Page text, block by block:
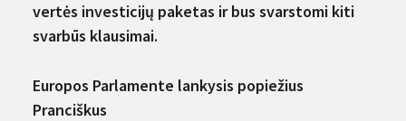
vertės investicijų paketas ir bus svarstomi kiti
svarbūs klausimai.
Europos Parlamente lankysis popiežius
Pranciškus